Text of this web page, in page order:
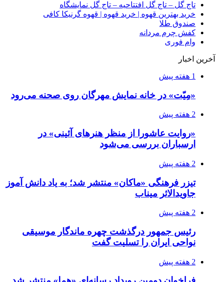
تاج گل – تاج گل افتتاحیه – تاج گل نمایشگاه
خرید بهترین قهوه | خرید قهوه | قهوه گرنیکا کافی
صندوق طلا
کفش چرم مردانه
وام فوری
آخرین اخبار
1 هفته پیش
«مِیّت» در خانه نمایش مهرگان روی صحنه می‌رود
2 هفته پیش
«روایت عاشورا از منظر هنرهای آئینی» در
ارسباران بررسی می‌شود
2 هفته پیش
تیزر فرهنگی «ماکان» منتشر شد؛ به یاد دانش آموز
جاویدالاثر میناب
2 هفته پیش
رئیس جمهور درگذشت چهره ماندگار موسیقی
نواحی ایران را تسلیت گفت
2 هفته پیش